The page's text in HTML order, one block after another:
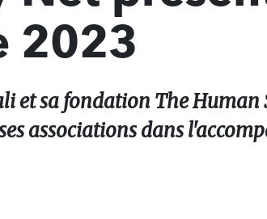
2023
et sa fondation The Human
associations dans